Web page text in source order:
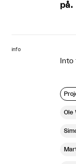
på.
info
Ole